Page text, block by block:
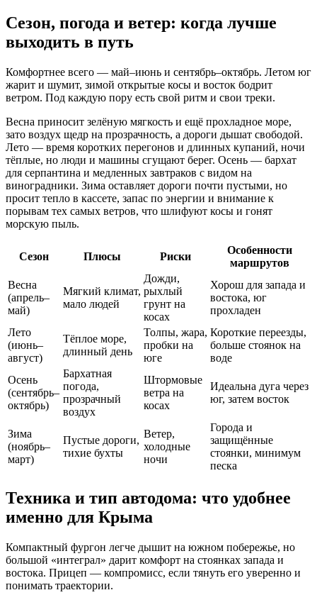
Сезон, погода и ветер: когда лучше
выходить в путь
Комфортнее всего — май–июнь и сентябрь–октябрь. Летом юг
жарит и шумит, зимой открытые косы и восток бодрит
ветром. Под каждую пору есть свой ритм и свои треки.
Весна приносит зелёную мягкость и ещё прохладное море,
зато воздух щедр на прозрачность, а дороги дышат свободой.
Лето — время коротких перегонов и длинных купаний, ночи
тёплые, но люди и машины сгущают берег. Осень — бархат
для серпантина и медленных завтраков с видом на
виноградники. Зима оставляет дороги почти пустыми, но
просит тепло в кассете, запас по энергии и внимание к
порывам тех самых ветров, что шлифуют косы и гонят
морскую пыль.
Сезон Плюсы Риски
Особенности
маршрутов
Весна
(апрель–
май)
Мягкий климат,
мало людей
Дожди,
рыхлый
грунт на
косах
Хорош для запада и
востока, юг
прохладен
Лето
(июнь–
август)
Тёплое море,
длинный день
Толпы, жара,
пробки на
юге
Короткие переезды,
больше стоянок на
воде
Осень
(сентябрь–
октябрь)
Бархатная
погода,
прозрачный
воздух
Штормовые
ветра на
косах
Идеальна дуга через
юг, затем восток
Зима
(ноябрь–
март)
Пустые дороги,
тихие бухты
Ветер,
холодные
ночи
Города и
защищённые
стоянки, минимум
песка
Техника и тип автодома: что удобнее
именно для Крыма
Компактный фургон легче дышит на южном побережье, но
большой «интеграл» дарит комфорт на стоянках запада и
востока. Прицеп — компромисс, если тянуть его уверенно и
понимать траектории.